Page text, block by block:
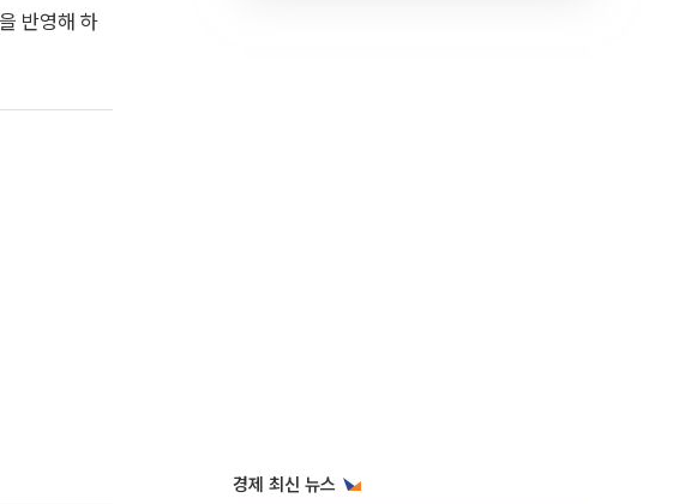
반영해 하
경제 최신 뉴스